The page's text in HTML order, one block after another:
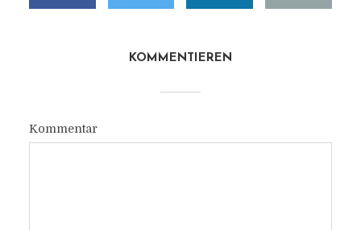
KOMMENTIEREN
Kommentar